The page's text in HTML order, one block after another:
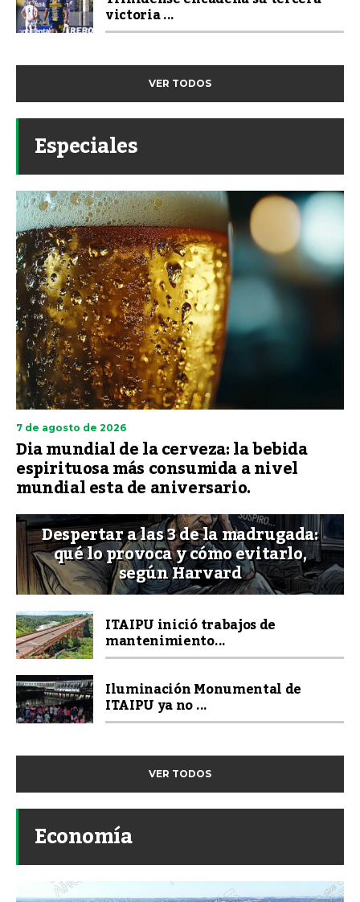
victoria ...
VER TODOS
Especiales
7 de agosto de 2026
Dia mundial de la cerveza: la bebida
espirituosa más consumida a nivel
mundial esta de aniversario.
Despertar a las 3 de la madrugada:
qué lo provoca y cómo evitarlo,
según Harvard
ITAIPU inició trabajos de
mantenimiento...
Iluminación Monumental de
ITAIPU ya no ...
VER TODOS
Economía